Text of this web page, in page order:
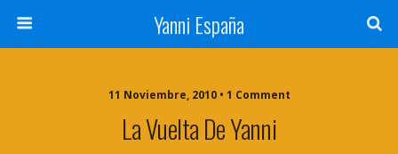
Yanni España
11 Noviembre, 2010 • 1 Comment
La Vuelta De Yanni